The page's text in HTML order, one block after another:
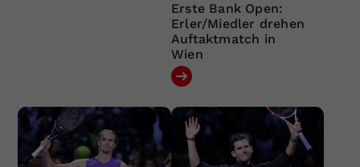
Erste Bank Open:
Erler/Miedler drehen
Auftaktmatch in
Wien